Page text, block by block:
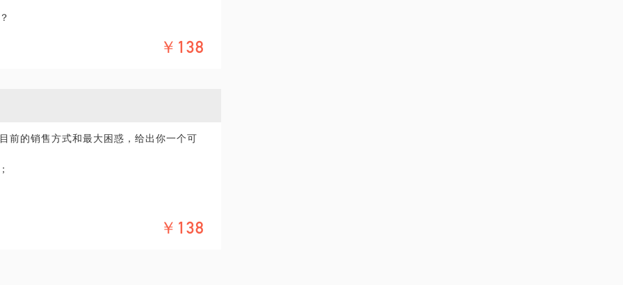
￥138
前的销售方式和最大困惑，给出你一个可
￥138